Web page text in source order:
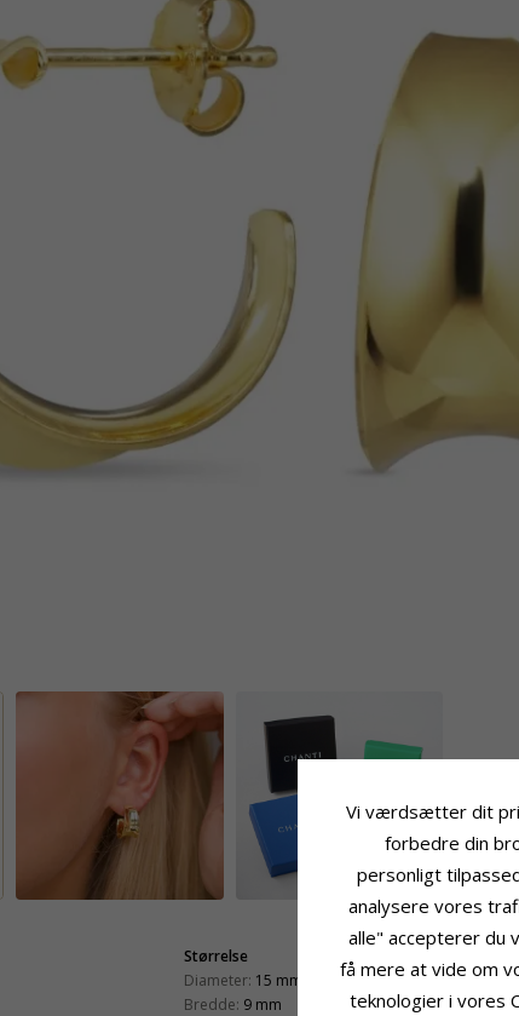
Størrelse
Diameter: 15 mm
Bredde: 9 mm
Vi værdsætter dit
forbedre din
personligt
analysere vores
alle" accepterer du
få mere at vide om
teknologier i vores